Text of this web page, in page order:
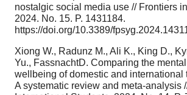
nostalgic social media use // Frontiers
2024. No. 15. P. 1431184.
https://doi.org/10.3389/
Xiong W., Radunz M., Ali K., King D.,
Yu., FassnachtD. Comparing the
wellbeing of domestic and international
A systematic review and meta-analysis